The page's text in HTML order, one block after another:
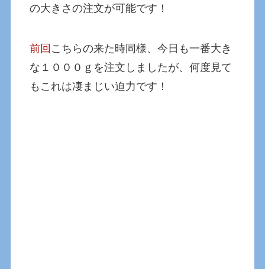
の大きさの注文が可能です！
前回 こちらの来た時同様、今日も一番大き
な１０００ｇを注文しましたが、何度見て
もこれは凄まじい迫力です！